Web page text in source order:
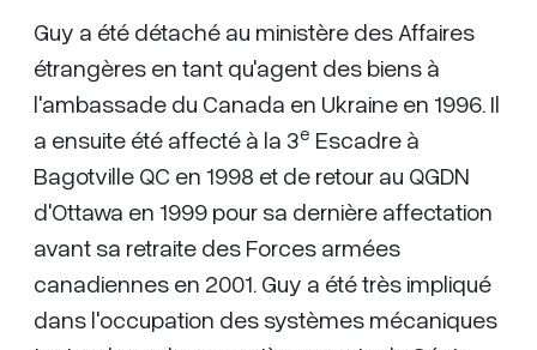
Guy a été détaché au ministère des Affaires
étrangères en tant qu'agent des biens à
l'ambassade du Canada en Ukraine en 1996. Il
a ensuite été affecté à la 3e Escadre à
Bagotville QC en 1998 et de retour au QGDN
d'Ottawa en 1999 pour sa dernière affectation
avant sa retraite des Forces armées
canadiennes en 2001. Guy a été très impliqué
dans l'occupation des systèmes mécaniques